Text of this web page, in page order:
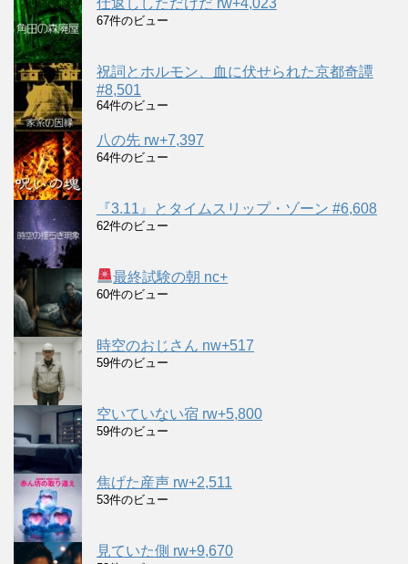
67件のビュー
祝詞とホルモン、血に伏せられた京都奇譚
#8,501
64件のビュー
八の先 rw+7,397
64件のビュー
『3.11』とタイムスリップ・ゾーン #6,608
62件のビュー
最終試験の朝 nc+
60件のビュー
時空のおじさん nw+517
59件のビュー
空いていない宿 rw+5,800
59件のビュー
焦げた産声 rw+2,511
53件のビュー
見ていた側 rw+9,670